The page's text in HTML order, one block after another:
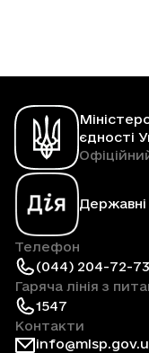
єдності
Телефон
(044) 204-72-73
Гаряча лінія з
1547
Контакти